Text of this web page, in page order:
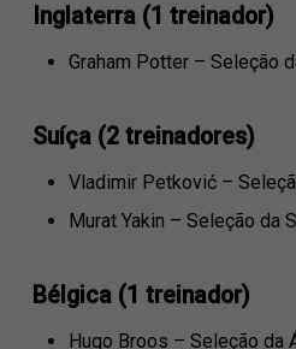
Inglaterra (1 treinador)
Graham Potter – Seleção
Suíça (2 treinadores)
Vladimir Petković –
Murat Yakin – Seleção da
Bélgica (1 treinador)
Hugo Broos – Seleção da